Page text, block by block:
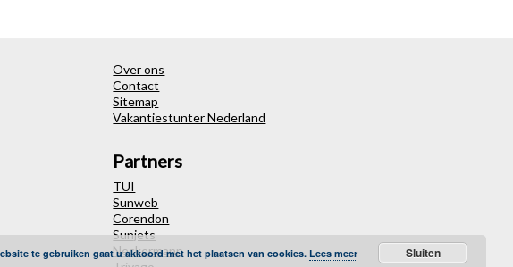
Over ons
Contact
Sitemap
Vakantiestunter Nederland
Partners
TUI
Sunweb
Corendon
Sunjets
Neckermann
te gebruiken gaat u akkoord met het plaatsen van cookies. Lees meer Sluiten